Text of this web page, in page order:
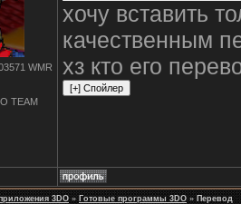
WMR
TEAM
хочу вставить
качественным
хз кто его
3DO » Готовые программы 3DO » Перевод